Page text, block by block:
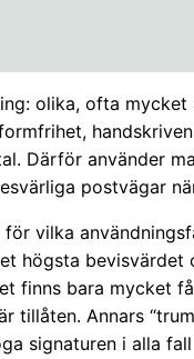
olika, ofta mycket
Därför använder
postvägar
vilka
högsta bevisvärdet
finns bara mycket
tillåten. Annars
signaturen i alla